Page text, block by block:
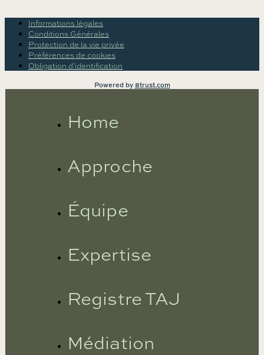
Informations légales
Conditions Générales
Protection de la vie privée
Préférences de cookies
Obligation d’identification
Powered by 8trust.com
Home
Approche
Équipe
Expertise
Registre TAJ
Médiation